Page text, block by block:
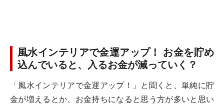
風水インテリアで金運アップ！ お金を貯め
込んでいると、入るお金が減っていく？
「風水インテリアで金運アップ！」と聞くと、単純に貯
金が増えるとか、お金持ちになると思う方が多いと思い